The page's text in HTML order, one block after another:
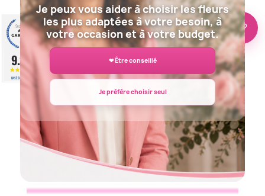
Description
Détails du produit
Avis clients
🌸 Besoin d’aide ?
Je peux vous aider à choisir les fleurs
les plus adaptées à votre besoin, à
votre occasion et à votre budget.
❤ Être conseillé
Je préfère choisir seul
9.2/10
BASÉ SUR 943 AVIS